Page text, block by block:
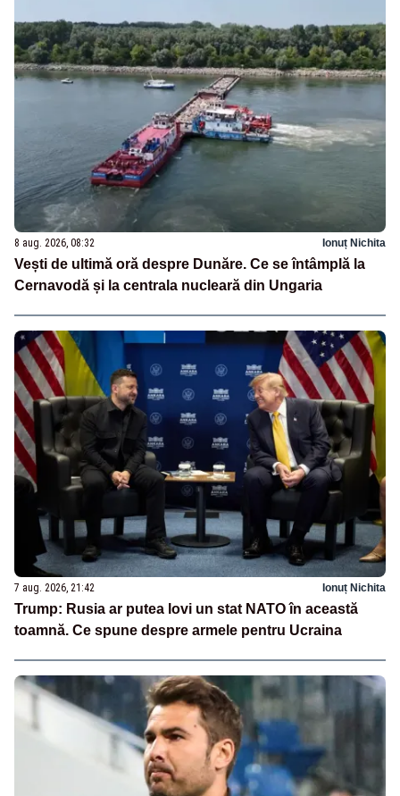
8 aug. 2026, 08:32 Ionuț Nichita
Vești de ultimă oră despre Dunăre. Ce se întâmplă la
Cernavodă și la centrala nucleară din Ungaria
7 aug. 2026, 21:42 Ionuț Nichita
Trump: Rusia ar putea lovi un stat NATO în această
toamnă. Ce spune despre armele pentru Ucraina